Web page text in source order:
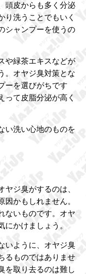
頭皮からも多く分泌
り洗うことでもいく
シャンプーを使うの
や緑茶エキスなどが
。オヤジ臭対策とな
ーを選びがちです
って皮脂分泌が高く
い洗い心地のものを
ヤジ臭がするのは、
因かもしれません。
ないものです。オヤ
にかけましょう。
いように、オヤジ臭
るものではありませ
を取り去るのは難し